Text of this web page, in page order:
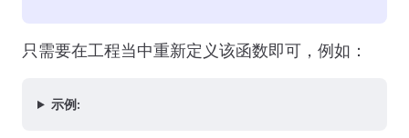
只需要在工程当中重新定义该函数即可，例如：
示例: